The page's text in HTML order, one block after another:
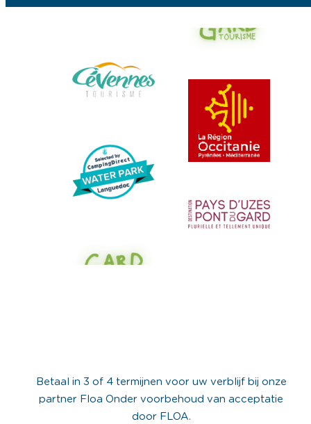
Betaal in 3 of 4 termijnen voor uw verblijf bij onze
partner Floa Onder voorbehoud van acceptatie
door FLOA.